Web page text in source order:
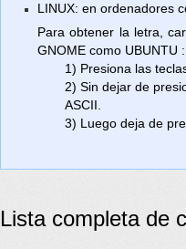
LINUX: en ordenadores
Para obtener la letra,
GNOME como UBUNTU :
1) Presiona las
2) Sin dejar de
ASCII.
3) Luego deja de
Lista completa de